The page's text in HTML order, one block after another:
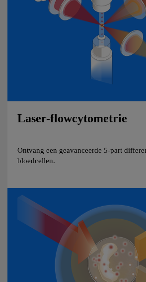
Laser-flowcytometrie
Ontvang een geavanceerde 5-part
bloedcellen.